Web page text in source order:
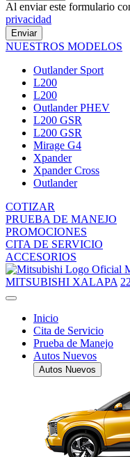
Al enviar este formulario
privacidad
Enviar
NUESTROS MODELOS
Outlander Sport
L200
L200
Outlander PHEV
L200 GSR
L200 GSR
Mirage G4
Xpander
Xpander Cross
Outlander
COTIZAR
PRUEBA DE MANEJO
PROMOCIONES
CITA DE SERVICIO
ACCESORIOS
MITSUBISHI XALAPA
Inicio
Cita de Servicio
Prueba de Manejo
Autos Nuevos
Autos Nuevos